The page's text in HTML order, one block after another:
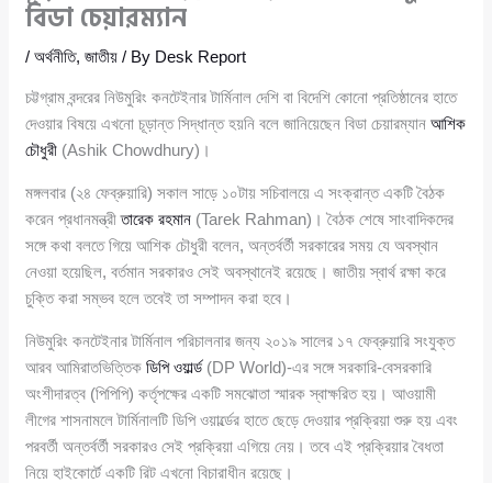
বিডা চেয়ারম্যান
/অর্থনীতি,জাতীয় / By Desk Report
চট্টগ্রাম বন্দরের নিউমুরিং কনটেইনার টার্মিনাল দেশি বা বিদেশি কোনো প্রতিষ্ঠানের হাতে
দেওয়ার বিষয়ে এখনো চূড়ান্ত সিদ্ধান্ত হয়নি বলে জানিয়েছেন বিডা চেয়ারম্যানআশিক
চৌধুরী (Ashik Chowdhury)।
মঙ্গলবার (২৪ ফেব্রুয়ারি) সকাল সাড়ে ১০টায় সচিবালয়ে এ সংক্রান্ত একটি বৈঠক
করেন প্রধানমন্ত্রীতারেক রহমান (Tarek Rahman)। বৈঠক শেষে সাংবাদিকদের
সঙ্গে কথা বলতে গিয়ে আশিক চৌধুরী বলেন, অন্তর্বর্তী সরকারের সময় যে অবস্থান
নেওয়া হয়েছিল, বর্তমান সরকারও সেই অবস্থানেই রয়েছে। জাতীয় স্বার্থ রক্ষা করে
চুক্তি করা সম্ভব হলে তবেই তা সম্পাদন করা হবে।
নিউমুরিং কনটেইনার টার্মিনাল পরিচালনার জন্য ২০১৯ সালের ১৭ ফেব্রুয়ারি সংযুক্ত
আরব আমিরাতভিত্তিকডিপি ওয়ার্ল্ড(DP World)-এর সঙ্গে সরকারি-বেসরকারি
অংশীদারত্ব (পিপিপি) কর্তৃপক্ষের একটি সমঝোতা স্মারক স্বাক্ষরিত হয়। আওয়ামী
লীগের শাসনামলে টার্মিনালটি ডিপি ওয়ার্ল্ডের হাতে ছেড়ে দেওয়ার প্রক্রিয়া শুরু হয় এবং
পরবর্তী অন্তর্বর্তী সরকারও সেই প্রক্রিয়া এগিয়ে নেয়। তবে এই প্রক্রিয়ার বৈধতা
নিয়ে হাইকোর্টে একটি রিট এখনো বিচারাধীন রয়েছে।